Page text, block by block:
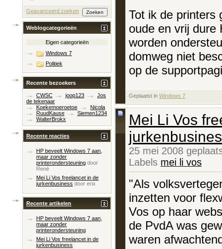
Tot ik de printers
oude en vrij dure
worden
domweg niet
op de
Geplaatst in Windows 7
Mei Li Vos
25 mei 2008
Labels mei li vos
"Als
inzetten voor
Vos op haar
de PvdA was
waren
Geavanceerd zoeken
Weblogcategorieën
Eigen categorieën
Windows 7
Politiek
Recente bezoekers
CWSC joop123
Jos
de tekenaar
Koekemoeroetoe
Nicola
RuudKause
Siemen1234
WalterBrokx
Recente reacties
HP beveelt Windows 7 aan,
maar zonder
printerondersteuning door
René
Mei Li Vos freelancet in de
jurkenbusiness door erix
Recente artikelen
HP beveelt Windows 7 aan,
maar zonder
printerondersteuning
Mei Li Vos freelancet in de
jurkenbusiness